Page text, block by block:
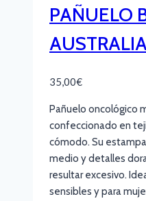
PAÑUELO
35,00€
Pañuelo oncológico
confeccionado en
cómodo. Su
medio y detalles
resultar excesivo.
sensibles y para